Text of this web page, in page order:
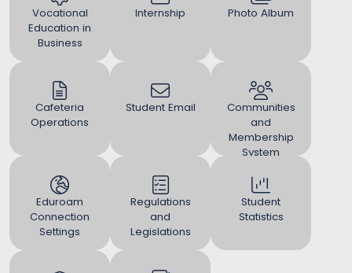
Vocational
Education in
Business
Internship Photo Album
Cafeteria
Operations
Student Email
Communities
and
Membership
System
Eduroam
Connection
Settings
Regulations
and
Legislations
Student
Statistics